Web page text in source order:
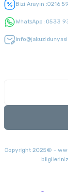
Bizi Arayın :0216
WhatsApp :0533
Copyright 2025© -